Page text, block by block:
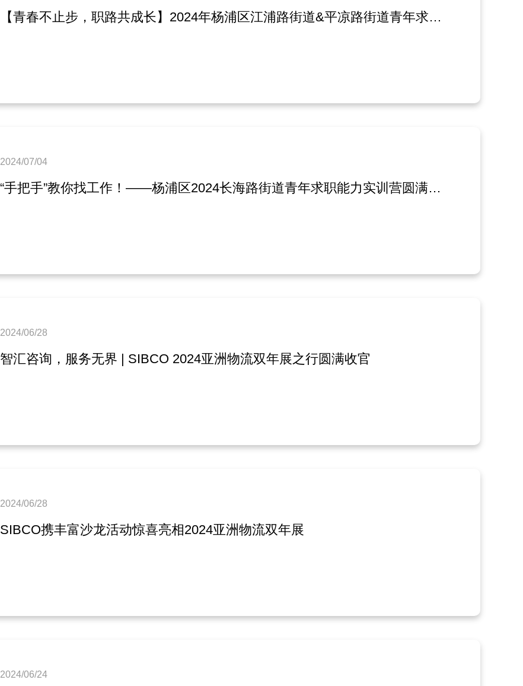
【青春不止步，职路共成长】2024年杨浦区江浦路街道&平凉路街道青年求职能力实训营圆满结营
2024/07/04
“手把手”教你找工作！——杨浦区2024长海路街道青年求职能力实训营圆满结营
2024/06/28
智汇咨询，服务无界 | SIBCO 2024亚洲物流双年展之行圆满收官
2024/06/28
SIBCO携丰富沙龙活动惊喜亮相2024亚洲物流双年展
2024/06/24